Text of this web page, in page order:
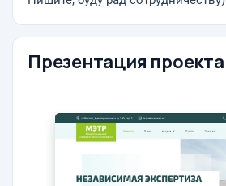
Презентация проекта